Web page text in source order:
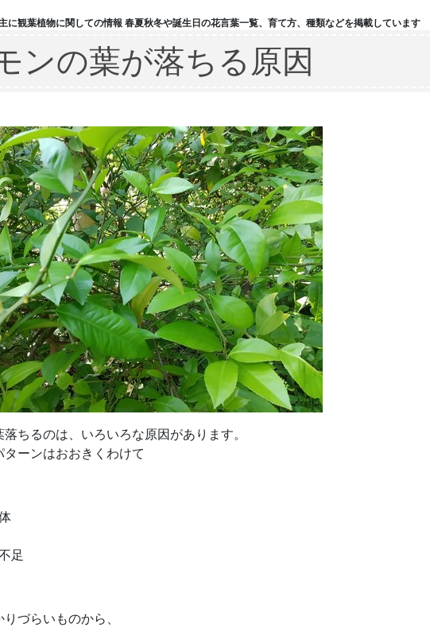
に観葉植物に関しての情報 春夏秋冬や誕生日の花言葉一覧、育て方、種類などを掲載しています
ンの葉が落ちる原因
落ちるのは、いろいろな原因があります。
ターンはおおきくわけて
足
づらいものから、